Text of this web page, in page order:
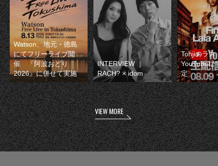
Watson、地元・徳島
にてフリーライブ開
催 『阿波おどり
2026』に併せて実施
INTERVIEW ｜
RACH? × idom
Tohjiのラス
YouTubeに
定
VIEW MORE